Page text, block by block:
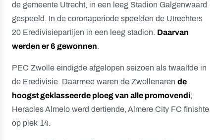
de gemeente Utrecht, in een leeg Stadion Galgenwaard
gespeeld. In de coronaperiode speelden de Utrechters
20 Eredivisiepartijen in een leeg stadion. Daarvan
werden er 6 gewonnen.
PEC Zwolle eindigde afgelopen seizoen als twaalfde in
de Eredivisie. Daarmee waren de Zwollenaren de
hoogst geklasseerde ploeg van alle promovendi;
Heracles Almelo werd dertiende, Almere City FC finishte
op plek 14.